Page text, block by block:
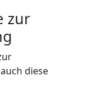
zur
diese